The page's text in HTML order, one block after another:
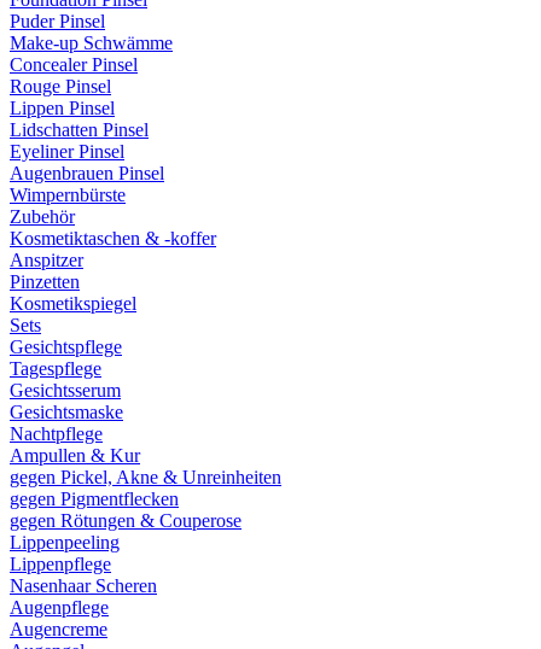
Puder Pinsel
Make-up Schwämme
Concealer Pinsel
Rouge Pinsel
Lippen Pinsel
Lidschatten Pinsel
Eyeliner Pinsel
Augenbrauen Pinsel
Wimpernbürste
Zubehör
Kosmetiktaschen & -koffer
Anspitzer
Pinzetten
Kosmetikspiegel
Sets
Gesichtspflege
Tagespflege
Gesichtsserum
Gesichtsmaske
Nachtpflege
Ampullen & Kur
gegen Pickel, Akne & Unreinheiten
gegen Pigmentflecken
gegen Rötungen & Couperose
Lippenpeeling
Lippenpflege
Nasenhaar Scheren
Augenpflege
Augencreme